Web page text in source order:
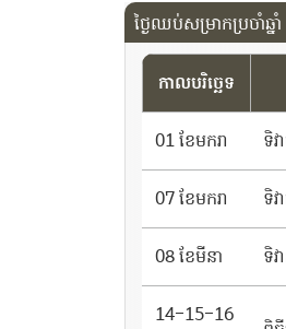
ថ្ងៃឈប់សម្រាកប្រចាំឆ្ន
កាលបរិច្ឆេទ
01 ខែមករា ទិ
07 ខែមករា ទិ
08 ខែមីនា ទិវ
14-15-16